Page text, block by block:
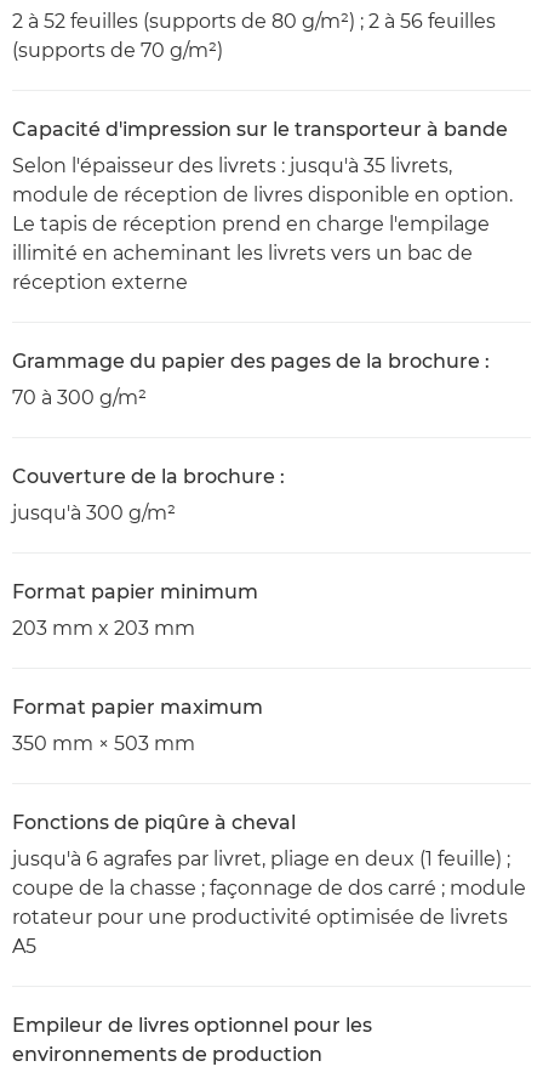
2 à 52 feuilles (supports de 80 g/m²) ; 2 à 56 feuilles
(supports de 70 g/m²)
Capacité d'impression sur le transporteur à bande
Selon l'épaisseur des livrets : jusqu'à 35 livrets,
module de réception de livres disponible en option.
Le tapis de réception prend en charge l'empilage
illimité en acheminant les livrets vers un bac de
réception externe
Grammage du papier des pages de la brochure :
70 à 300 g/m²
Couverture de la brochure :
jusqu'à 300 g/m²
Format papier minimum
203 mm x 203 mm
Format papier maximum
350 mm × 503 mm
Fonctions de piqûre à cheval
jusqu'à 6 agrafes par livret, pliage en deux (1 feuille) ;
coupe de la chasse ; façonnage de dos carré ; module
rotateur pour une productivité optimisée de livrets
A5
Empileur de livres optionnel pour les
environnements de production